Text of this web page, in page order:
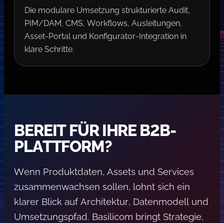
Die modulare Umsetzung strukturierte Audit,
PIM/DAM, CMS, Workflows, Ausleitungen,
Asset-Portal und Konfigurator-Integration in
klare Schritte.
BEREIT FÜR IHRE B2B-
PLATTFORM?
Wenn Produktdaten, Assets und Services
zusammenwachsen sollen, lohnt sich ein
klarer Blick auf Architektur, Datenmodell und
Umsetzungspfad. Basilicom bringt Strategie,